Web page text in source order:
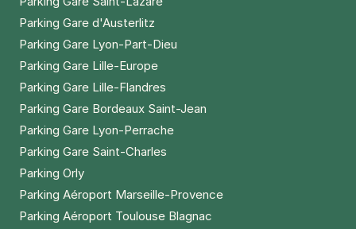
Parking Gare d'Austerlitz
Parking Gare Lyon-Part-Dieu
Parking Gare Lille-Europe
Parking Gare Lille-Flandres
Parking Gare Bordeaux Saint-Jean
Parking Gare Lyon-Perrache
Parking Gare Saint-Charles
Parking Orly
Parking Aéroport Marseille-Provence
Parking Aéroport Toulouse Blagnac